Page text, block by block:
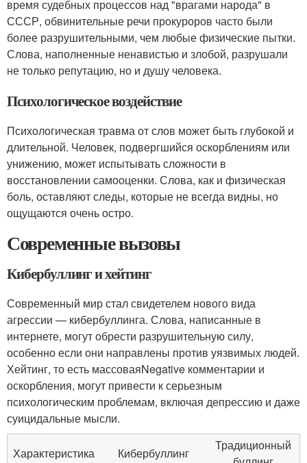
время судебных процессов над "врагами народа" в
СССР, обвинительные речи прокуроров часто были
более разрушительными, чем любые физические пытки.
Слова, наполненные ненавистью и злобой, разрушали
не только репутацию, но и душу человека.
Психологическое воздействие
Психологическая травма от слов может быть глубокой и
длительной. Человек, подвергшийся оскорблениям или
унижению, может испытывать сложности в
восстановлении самооценки. Слова, как и физическая
боль, оставляют следы, которые не всегда видны, но
ощущаются очень остро.
Современные вызовы
Кибербуллинг и хейтинг
Современный мир стал свидетелем нового вида
агрессии — кибербуллинга. Слова, написанные в
интернете, могут обрести разрушительную силу,
особенно если они направлены против уязвимых людей.
Хейтинг, то есть массоваяNegative комментарии и
оскорбления, могут привести к серьезным
психологическим проблемам, включая депрессию и даже
суицидальные мысли.
Характеристика Кибербуллинг
Традиционный